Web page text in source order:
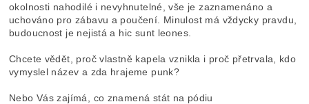
okolnosti nahodilé i nevyhnutelné, vše je zaznamenáno a
uchováno pro zábavu a poučení. Minulost má vždycky pravdu,
budoucnost je nejistá a hic sunt leones.
Chcete vědět, proč vlastně kapela vznikla i proč přetrvala, kdo
vymyslel název a zda hrajeme punk?
Nebo Vás zajímá, co znamená stát na pódiu